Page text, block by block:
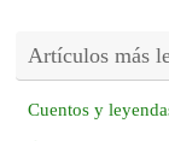
Artículos más
Cuentos y